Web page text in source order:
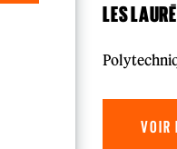
LES
VOIR